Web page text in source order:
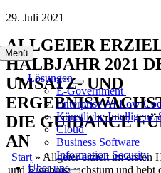
Zum
springen
Menü
Lösungen
E-Government
Enterprise AI Low
Künstliche Intelligenz
Cloud
Business Software
Information Security
Über uns
29. Juli 2021
ALLGEIER
HALBJAHR 2021
UMSATZ- UND
DIE GUIDANCE
AN
Start» Allgeier erzielt im ersten
und Ergebniswachstum und hebt